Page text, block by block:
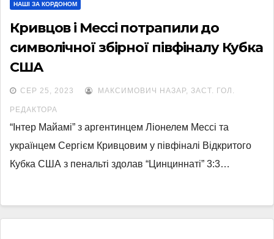
НАШІ ЗА КОРДОНОМ
Кривцов і Мессі потрапили до
символічної збірної півфіналу Кубка
США
СЕР 25, 2023 МАКСИМОВИЧ НАЗАР, ЗАСТ. ГОЛ.
РЕДАКТОРА
“Інтер Майамі” з аргентинцем Ліонелем Мессі та
українцем Сергієм Кривцовим у півфіналі Відкритого
Кубка США з пенальті здолав “Цинциннаті” 3:3…